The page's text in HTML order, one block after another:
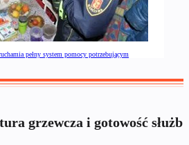
pełny system pomocy potrzebującym
grzewcza i gotowość służb